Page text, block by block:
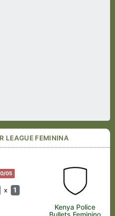
LEAGUE FEMININA
05
x 1
Kenya Police
Bullets Feminino